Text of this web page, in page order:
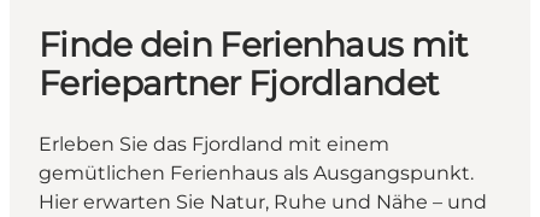
Finde dein Ferienhaus mit
Feriepartner Fjordlandet
Erleben Sie das Fjordland mit einem
gemütlichen Ferienhaus als Ausgangspunkt.
Hier erwarten Sie Natur, Ruhe und Nähe – und